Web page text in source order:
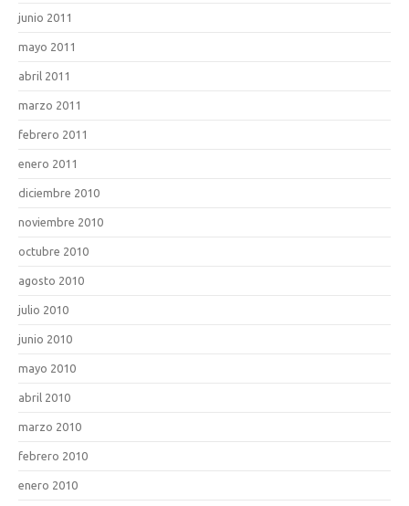
junio 2011
mayo 2011
abril 2011
marzo 2011
febrero 2011
enero 2011
diciembre 2010
noviembre 2010
octubre 2010
agosto 2010
julio 2010
junio 2010
mayo 2010
abril 2010
marzo 2010
febrero 2010
enero 2010